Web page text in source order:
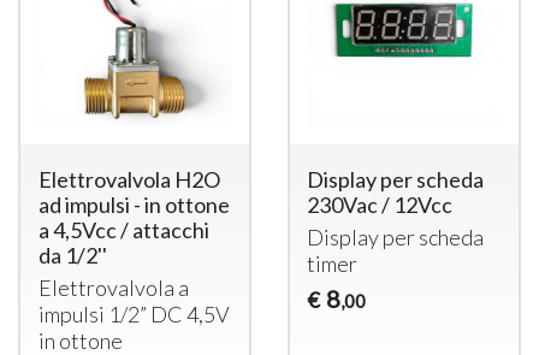
Elettrovalvola H2O
ad impulsi - in ottone
a 4,5Vcc / attacchi
da 1/2''
Elettrovalvola a
impulsi 1/2” DC 4,5V
in ottone
Display per scheda
230Vac / 12Vcc
Display per scheda
timer
€ 8,00